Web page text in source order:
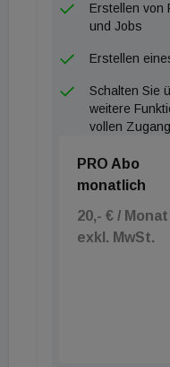
Erstellen von
und Jobs
Erstellen
Schalten Sie
weitere
vollen
PRO Abo
monatlich
20,- € / Monat
exkl. MwSt.